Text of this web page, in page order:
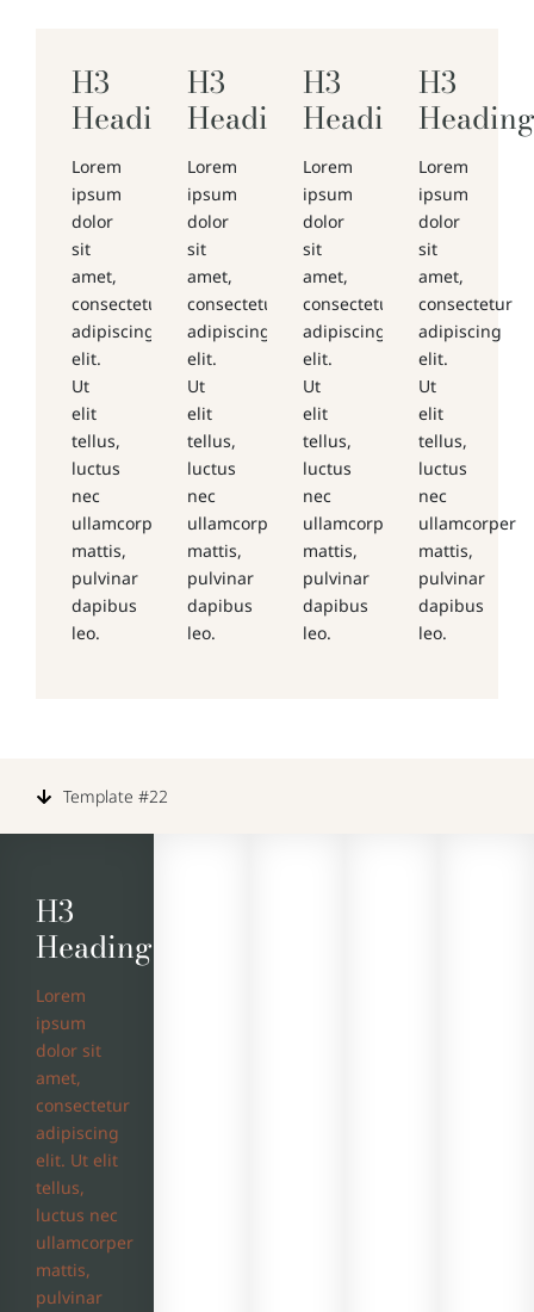
H3
Heading
Lorem
ipsum
dolor
sit
amet,
consectetur
adipiscing
elit.
Ut
elit
tellus,
luctus
nec
ullamcorper
mattis,
pulvinar
dapibus
leo.
H3
Heading
Lorem
ipsum
dolor
sit
amet,
consectetur
adipiscing
elit.
Ut
elit
tellus,
luctus
nec
ullamcorper
mattis,
pulvinar
dapibus
leo.
H3
Heading
Lorem
ipsum
dolor
sit
amet,
consectetur
adipiscing
elit.
Ut
elit
tellus,
luctus
nec
ullamcorper
mattis,
pulvinar
dapibus
leo.
H3
Heading
Lorem
ipsum
dolor
sit
amet,
consectetur
adipiscing
elit.
Ut
elit
tellus,
luctus
nec
ullamcorper
mattis,
pulvinar
dapibus
leo.
Template #22
H3
Heading
Lorem
ipsum
dolor sit
amet,
consectetur
adipiscing
elit. Ut elit
tellus,
luctus nec
ullamcorper
mattis,
pulvinar